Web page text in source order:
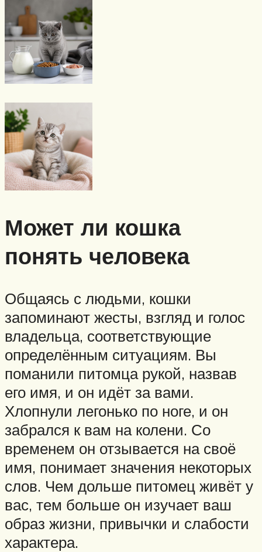
Может ли кошка
понять человека
Общаясь с людьми, кошки
запоминают жесты, взгляд и голос
владельца, соответствующие
определённым ситуациям. Вы
поманили питомца рукой, назвав
его имя, и он идёт за вами.
Хлопнули легонько по ноге, и он
забрался к вам на колени. Со
временем он отзывается на своё
имя, понимает значения некоторых
слов. Чем дольше питомец живёт у
вас, тем больше он изучает ваш
образ жизни, привычки и слабости
характера.